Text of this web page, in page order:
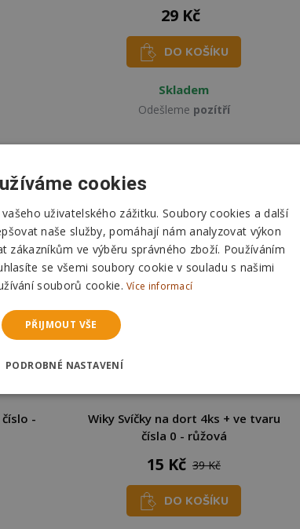
29 Kč
DO KOŠÍKU
Skladem
Odešleme pozítří
-
Wiky Svíčky na dort 4ks + ve tvaru
čísla 0 - růžová
15 Kč 39 Kč
DO KOŠÍKU
cookies
uživatelského zážitku. Soubory cookies a další
naše služby, pomáhají nám analyzovat výkon
zákazníkům ve výběru správného zboží. Používáním
se všemi soubory cookie v souladu s našimi
souborů cookie.Více informací
PŘIJMOUT VŠE
PODROBNÉ NASTAVENÍ